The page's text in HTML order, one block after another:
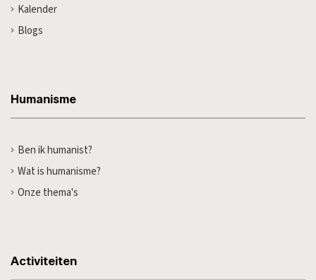
Kalender
Blogs
Humanisme
Ben ik humanist?
Wat is humanisme?
Onze thema's
Activiteiten